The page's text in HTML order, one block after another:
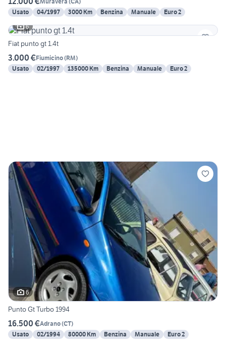
Usato
04/1997 3000 Km Benzina Manuale
Euro 2
6
Fiat punto gt 1.4t
3.000 €Fiumicino(RM)
Usato
02/1997 135000 Km Benzina Manuale Euro 2
6
Punto Gt Turbo 1994
16.500 €Adrano(CT)
Usato
02/1994 80000 Km Benzina Manuale Euro 2